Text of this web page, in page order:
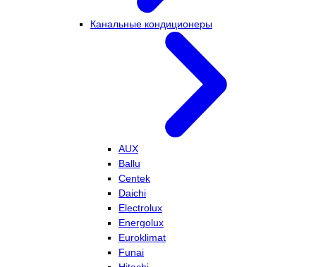
Канальные кондиционеры
AUX
Ballu
Centek
Daichi
Electrolux
Energolux
Euroklimat
Funai